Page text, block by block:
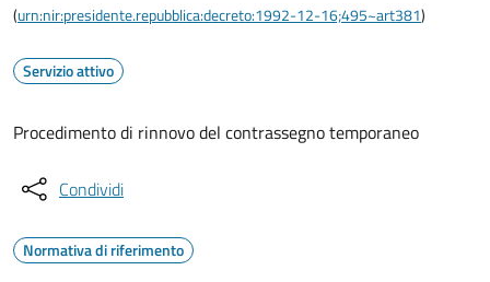
(urn:nir:presidente.repubblica:decreto:1992-12-16;495~art381)
Servizio attivo
Procedimento di rinnovo del contrassegno temporaneo
Condividi
Normativa di riferimento